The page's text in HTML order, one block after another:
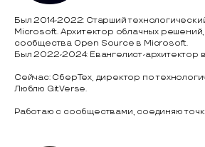
Был 2014-2022: Старший
Microsoft. Архитектор облачных
сообщества Open Source в Microsoft.
Был 2022-2024: Евангелист-архитектор
Сейчас: СберТех, директор по
Люблю GitVerse.
Работаю с сообществами, соединяю